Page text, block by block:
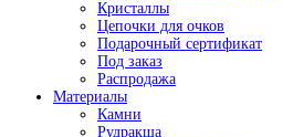
Кристаллы
Цепочки для очков
Подарочный сертификат
Под заказ
Распродажа
Материалы
Камни
Рудракша